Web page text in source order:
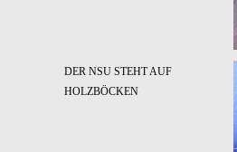
DER NSU STEHT AUF
HOLZBÖCKEN